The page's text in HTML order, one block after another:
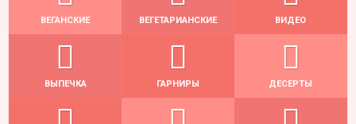
ВЕГАНСКИЕ ВЕГЕТАРИАНСКИЕ ВИДЕО
ВЫПЕЧКА ГАРНИРЫ ДЕСЕРТЫ